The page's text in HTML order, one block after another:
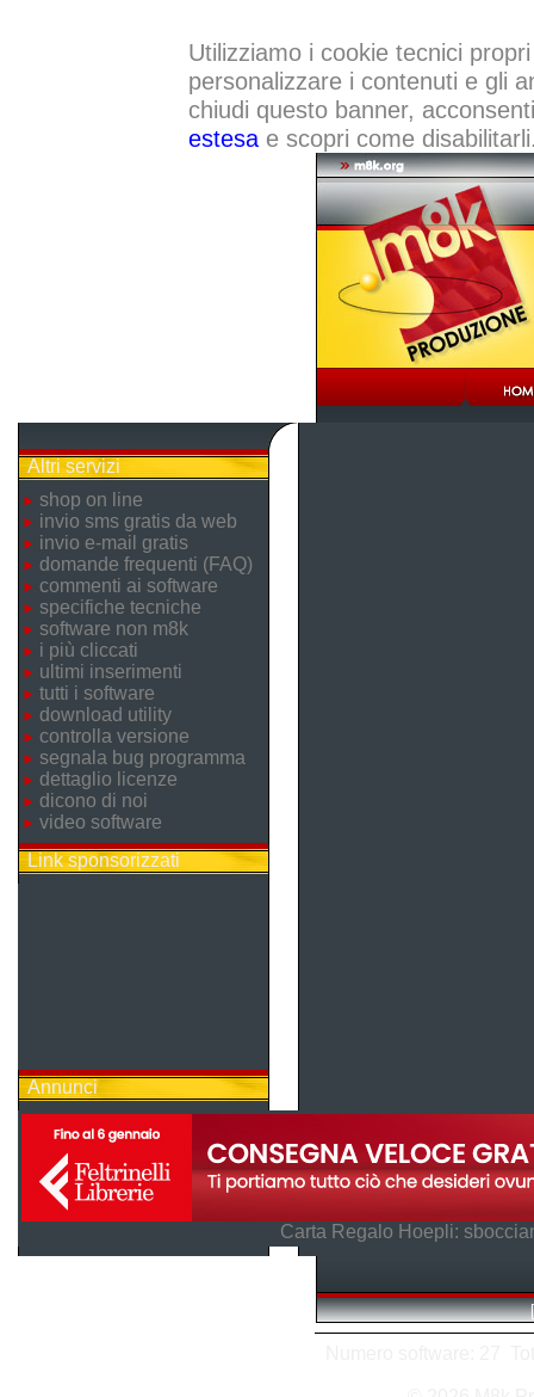
Utilizziamo i cookie tecnici
personalizzare i contenuti e gli
chiudi questo banner,
estesae scopri come
Altri servizi
shop on line
invio sms gratis da web
invio e-mail gratis
domande frequenti (FAQ)
commenti ai software
specifiche tecniche
software non m8k
i più cliccati
ultimi inserimenti
tutti i software
download utility
controlla versione
segnala bug programma
dettaglio licenze
dicono di noi
video software
Link sponsorizzati
Annunci
Carta Regalo Hoepli:
[